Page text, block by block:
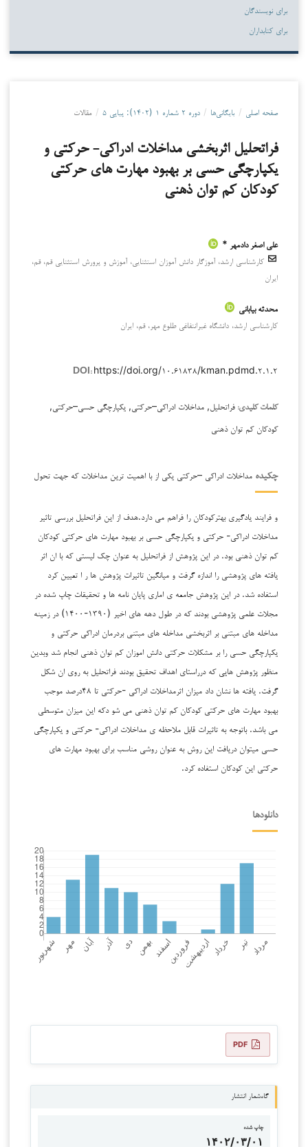
برای نویسندگان
برای کتابداران
صفحه اصلی / بایگانی‌ها / دوره ۲ شماره ۱ (۱۴۰۲): پیاپی ۵ / مقالات
فراتحلیل اثربخشی مداخلات ادراکی- حرکتی و
یکپارچگی حسی بر بهبود مهارت های حرکتی
کودکان کم توان ذهنی
علی اصغر دادمهر *
کارشناسی ارشد، آموزگار دانش آموزان استثنایی، آموزش و پرورش استثنایی قم، قم،
ایران
محدثه بیابانی
کارشناسی ارشد، دانشگاه غیرانتفاغی طلوع مهر، قم، ایران
DOI: https://doi.org/۱۰.۶۱۸۳۸/kman.pdmd.۲.۱.۲
کلمات کلیدی: فراتحلیل, مداخلات ادراکی–حرکتی, یکپارچگی حسی–حرکتی,
کودکان کم توان ذهنی
چکیده مداخلات ادراکی –حرکتی ‌‌یکی از ‌‌با اهمیت ترین مداخلات که جهت تحول
‌‌و ‌فرایند ‌‌یادگیری بهترکودکان را فراهم ‌‌می دارد.هدف از ‌این فراتحلیل بررسی ‌‌تاثیر
مداخلات ادراکی- حرکتی ‌‌و ‌‌یکپارچگی حسی بر بهبود مهارت های حرکتی کودکان
کم توان ذهنی بود. در این ‌‌پژوهش از فراتحلیل ‌‌به عنوان چک لیستی که ‌‌با ‌ان اثر
یافته های پژوهشی را اندازه گرفت و میانگین تاثیرات پژوهش ها ر ا تعیین کرد
استفاده شد. در این پژوهش جامعه ی اماری پایان نامه ها و تحقیقات چاپ شده در
مجلات علمی پژوهشی بودند که در طول دهه های اخیر (۱۳۹۰-۱۴۰۰) در زمینه
مداخله های مبتنی بر اثربخشی مداخله های مبتنی بردرمان ادراکی حرکتی و
یکپارچگی حسی را بر مشکلات حرکتی دانش اموزان کم توان ذهنی انجام شد وبدین
منظور پژوهش هایی که درراستای اهداف ‌‌تحقیق بودند ‌‌فراتحلیل به روی ان شکل
گرفت. یافته ها ‌‌نشان داد ‌‌میزان اثرمداخلات ادراکی -حرکتی تا ۴۸درصد ‌‌موجب
بهبود ‌‌مهارت های حرکتی کودکان کم توان ذهنی ‌‌می شو دکه این میزان ‌‌متوسطی
می باشد. باتوجه ‌‌به ‌‌تاثیرات ‌‌قابل ملاحظه ی ‌‌مداخلات ادراکی- حرکتی ‌‌و یکپارچگی
حسی میتوان دریافت این روش به عنوان ‌‌روشی مناسب برای ‌‌بهبود ‌‌مهارت های
حرکتی ‌این کودکان ‌استفاده کرد.
دانلودها
PDF
گاه‌شمار انتشار
چاپ شده
۱۴۰۲/۰۳/۰۱